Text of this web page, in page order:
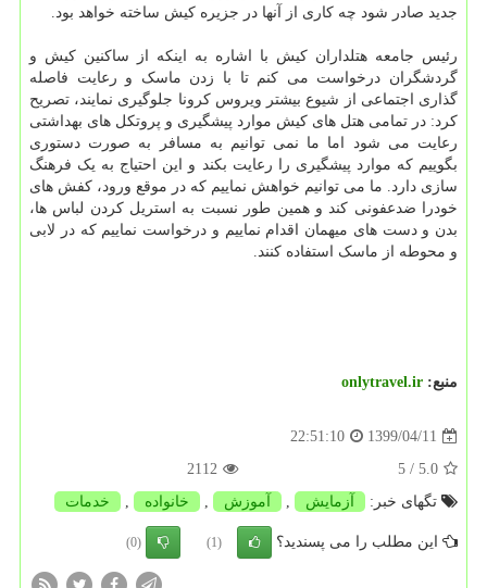
جدید صادر شود چه کاری از آنها در جزیره کیش ساخته خواهد بود.
رئیس جامعه هتلداران کیش با اشاره به اینکه از ساکنین کیش و
گردشگران درخواست می کنم تا با زدن ماسک و رعایت فاصله
گذاری اجتماعی از شیوع بیشتر ویروس کرونا جلوگیری نمایند، تصریح
کرد: در تمامی هتل های کیش موارد پیشگیری و پروتکل های بهداشتی
رعایت می شود اما ما نمی توانیم به مسافر به صورت دستوری
بگوییم که موارد پیشگیری را رعایت بکند و این احتیاج به یک فرهنگ
سازی دارد. ما می توانیم خواهش نماییم که در موقع ورود، کفش های
خودرا ضدعفونی کند و همین طور نسبت به استریل کردن لباس ها،
بدن و دست های میهمان اقدام نماییم و درخواست نماییم که در لابی
و محوطه از ماسک استفاده کنند.
منبع: onlytravel.ir
1399/04/11
22:51:10
5.0
/ 5
2112
تگهای خبر:
آزمایش , آموزش , خانواده , خدمات
این مطلب را می پسندید؟ (1)
(0)